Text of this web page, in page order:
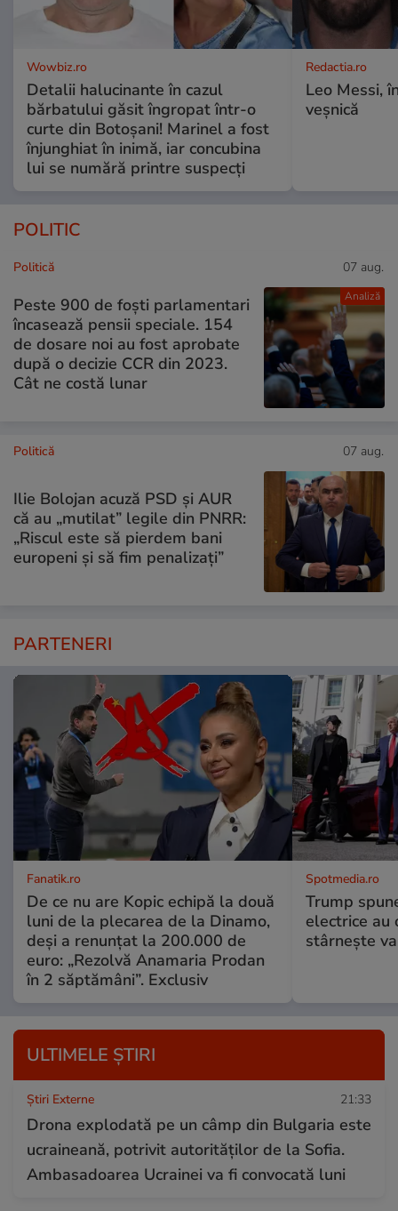
Wowbiz.ro
Detalii halucinante în cazul
bărbatului găsit îngropat într-o
curte din Botoșani! Marinel a fost
înjunghiat în inimă, iar concubina
lui se numără printre suspecți
Redactia.ro
Leo Messi,
veșnică
POLITIC
Analiză
Politică 07 aug.
Peste 900 de foști parlamentari
încasează pensii speciale. 154
de dosare noi au fost aprobate
după o decizie CCR din 2023.
Cât ne costă lunar
Politică 07 aug.
Ilie Bolojan acuză PSD și AUR
că au „mutilat” legile din PNRR:
„Riscul este să pierdem bani
europeni și să fim penalizați”
PARTENERI
Fanatik.ro
De ce nu are Kopic echipă la două
luni de la plecarea de la Dinamo,
deși a renunțat la 200.000 de
euro: „Rezolvă Anamaria Prodan
în 2 săptămâni”. Exclusiv
Spotmedia.ro
Trump
electrice au
stârnește
ULTIMELE ȘTIRI
Știri Externe 21:33
Drona explodată pe un câmp din Bulgaria este
ucraineană, potrivit autorităților de la Sofia.
Ambasadoarea Ucrainei va fi convocată luni